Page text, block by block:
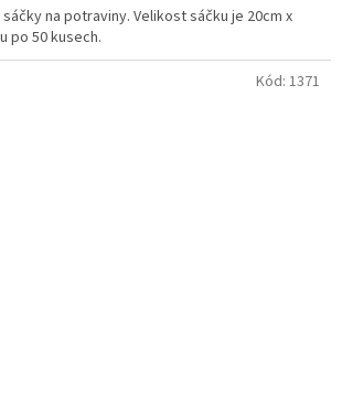
na potraviny. Velikost sáčku je 20cm x
po 50 kusech.
Kód: 1371